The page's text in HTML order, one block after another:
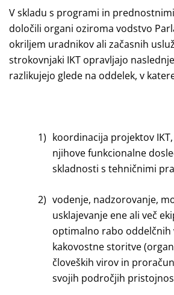
V skladu s programi in
določili organi oziroma vodstvo
okriljem uradnikov ali začasnih
strokovnjaki IKT opravljajo
razlikujejo glede na oddelek, v
1) koordinacija projektov
njihove funkcionalne
skladnosti s tehničnimi
2) vodenje, nadzorovanje,
usklajevanje ene ali več
optimalno rabo oddelčnih
kakovostne storitve
človeških virov in
svojih področjih